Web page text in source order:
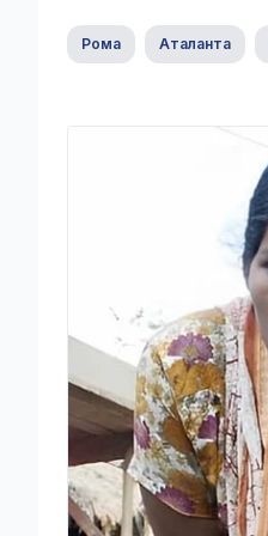
Рома Аталанта